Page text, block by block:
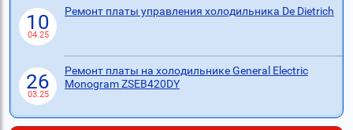
10
04.25
Ремонт платы управления холодильника De Dietrich
26
03.25
Ремонт платы на холодильнике General Electric
Monogram ZSEB420DY